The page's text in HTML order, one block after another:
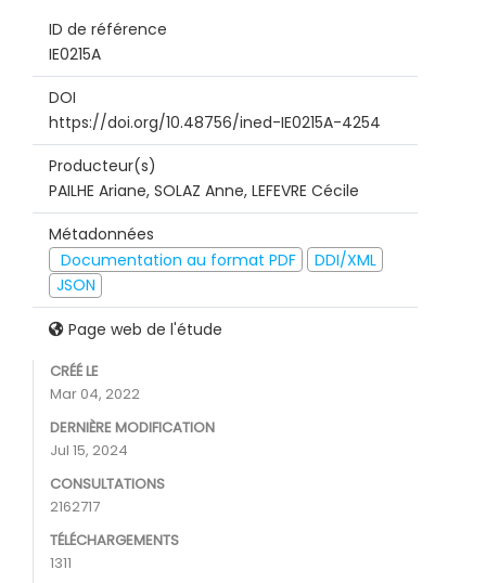
ID de référence
IE0215A
DOI
https://doi.org/10.48756/ined-IE0215A-4254
Producteur(s)
PAILHE Ariane, SOLAZ Anne, LEFEVRE Cécile
Métadonnées
Documentation au format PDF
DDI/XML
JSON
Page web de l'étude
CRÉÉ LE
Mar 04, 2022
DERNIÈRE MODIFICATION
Jul 15, 2024
CONSULTATIONS
2162717
TÉLÉCHARGEMENTS
1311